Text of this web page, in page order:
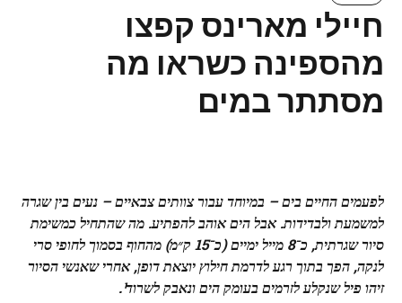
חיילי מארינס קפצו
מהספינה כשראו מה
מסתתר במים
לפעמים החיים בים – במיוחד עבור צוותים צבאיים – נעים בין שגרה
למשמעת ולבדידות. אבל הים אוהב להפתיע. מה שהתחיל כמשימת
סיור שגרתית, כ־8 מייל ימיים (כ־15 ק״מ) מהחוף בסמוך לחופי סרי
לנקה, הפך בתוך רגע לדרמת חילוץ יוצאת דופן, אחרי שאנשי הסיור
זיהו פיל שנקלע לזרמים בעומק הים ונאבק לשרוד¹.